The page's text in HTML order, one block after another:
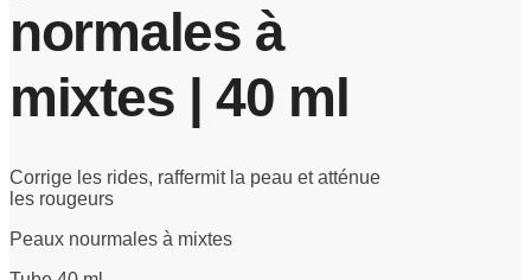
normales à
mixtes | 40 ml
Corrige les rides, raffermit la peau et atténue
les rougeurs
Peaux nourmales à mixtes